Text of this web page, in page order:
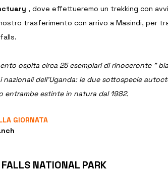
, dove effettueremo un trekking con
trasferimento con arrivo a Masindi, per
ospita circa 25 esemplari di rinoceronte ”
dell’Uganda: le due sottospecie
entrambe estinte in natura dal 1982.
GIORNATA
NATIONAL PARK